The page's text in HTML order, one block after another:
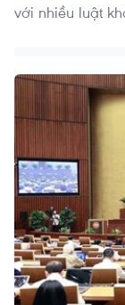
với nhiều luật